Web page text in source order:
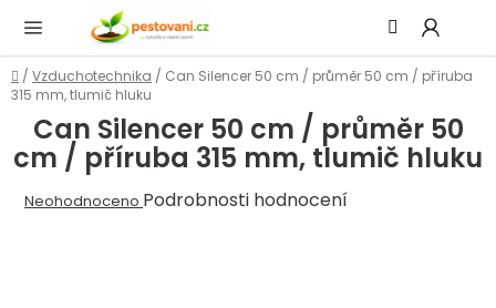
obsah
Domů
/ Vzduchotechnika / Can Silencer 50 cm / průměr 50 cm / příruba
315 mm, tlumič hluku
Can Silencer 50 cm / průměr 50
cm / příruba 315 mm, tlumič hluku
Průměrné
Neohodnoceno Podrobnosti hodnocení